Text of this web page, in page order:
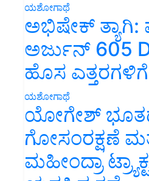
ಯಶೋಗಾಥೆ
ಅಭಿಷೇಕ್ ತ್ಯಾಗಿ:
ಅರ್ಜುನ್ 605
ಹೊಸ ಎತ್ತರಗಳಿಗೆ
ಯಶೋಗಾಥೆ
ಯೋಗೇಶ್
ಗೋಸಂರಕ್ಷಣೆ
ಮಹೀಂದ್ರಾ